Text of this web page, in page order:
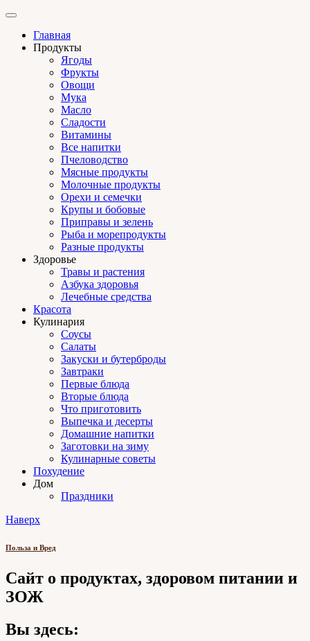
Главная
Продукты
Ягоды
Фрукты
Овощи
Мука
Масло
Сладости
Витамины
Все напитки
Пчеловодство
Мясные продукты
Молочные продукты
Орехи и семечки
Крупы и бобовые
Приправы и зелень
Рыба и морепродукты
Разные продукты
Здоровье
Травы и растения
Азбука здоровья
Лечебные средства
Красота
Кулинария
Соусы
Салаты
Закуски и бутерброды
Завтраки
Первые блюда
Вторые блюда
Что приготовить
Выпечка и десерты
Домашние напитки
Заготовки на зиму
Кулинарные советы
Похудение
Дом
Праздники
Наверх
Польза и Вред
Сайт о продуктах, здоровом питании и
ЗОЖ
Вы здесь: